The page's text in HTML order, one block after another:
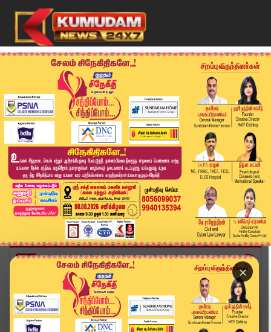
×
Home
சினிமா
"பொறுப்பற்ற மன்னிப்பை ஏற்க முடியாது"- யூடியூபரு...